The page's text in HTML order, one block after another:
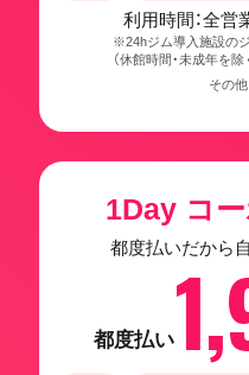
利用時間：全営
※24hジム導入施設の
（休館時間・未成年を除
その
1Day コ
都度払いだから
都度払い